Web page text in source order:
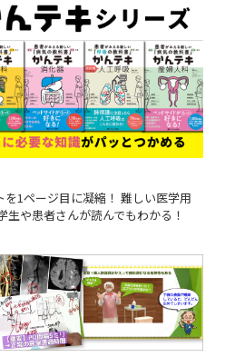
1ページ目に凝縮！ 難しい医学用
や患者さんが読んでもわかる！